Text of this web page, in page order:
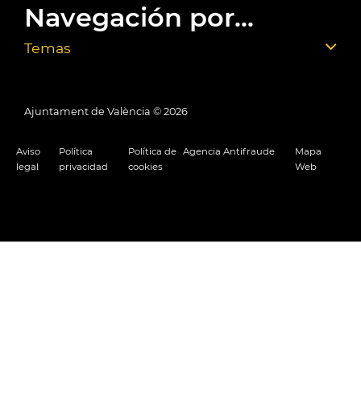
Navegación por...
Temas
Ajuntament de València © 2026
Aviso
legal
Política
privacidad
Política de
cookies
Agencia Antifraude
Mapa
Web